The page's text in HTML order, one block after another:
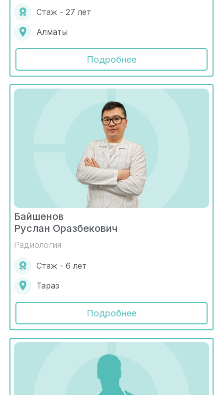
Стаж - 27 лет
Алматы
Подробнее
Байшенов
Руслан Оразбекович
Радиология
Стаж - 6 лет
Тараз
Подробнее